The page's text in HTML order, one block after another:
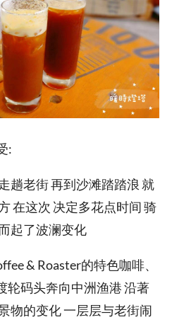
:
趟老街 再到沙滩踏踏浪 就
在这次 决定多花点时间 骑
起了波澜变化
& Roaster的特色咖啡、
轮码头奔向中洲渔港 沿著
物的变化 一层层与老街闹